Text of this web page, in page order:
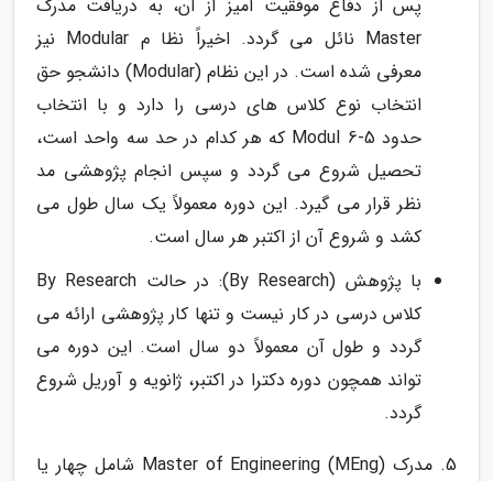
پس از دفاع موفقیت آمیز از آن، به دریافت مدرک
Master نائل می گردد. اخیراً نظا م Modular نیز
معرفی شده است. در این نظام (Modular) دانشجو حق
انتخاب نوع کلاس های درسی را دارد و با انتخاب
حدود 5-6 Modul که هر کدام در حد سه واحد است،
تحصیل شروع می گردد و سپس انجام پژوهشی مد
نظر قرار می گیرد. این دوره معمولاً یک سال طول می
کشد و شروع آن از اکتبر هر سال است.
با پژوهش (By Research): در حالت By Research
کلاس درسی در کار نیست و تنها کار پژوهشی ارائه می
گردد و طول آن معمولاً دو سال است. این دوره می
تواند همچون دوره دکترا در اکتبر، ژانویه و آوریل شروع
گردد.
5. مدرک (Master of Engineering (MEng شامل چهار یا